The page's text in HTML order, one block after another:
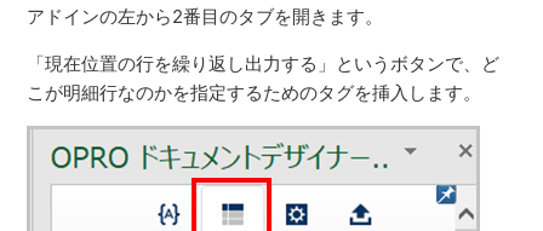
アドインの左から2番目のタブを開きます。
「現在位置の行を繰り返し出力する」というボタンで、ど
こが明細行なのかを指定するためのタグを挿入します。